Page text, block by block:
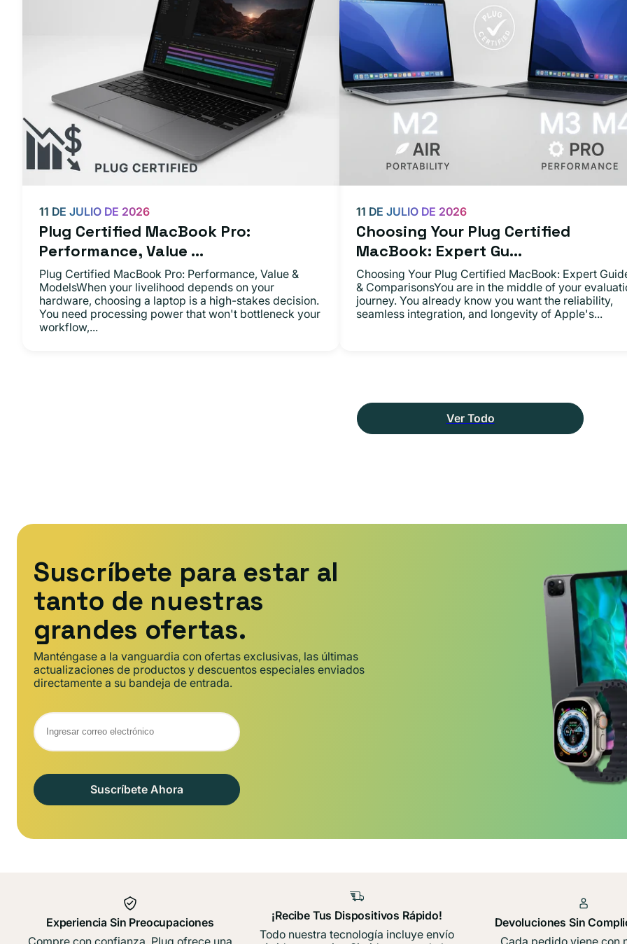
Plug Certified MacBook Pro:
Performance, Value ...
11 DE JULIO DE 2026
Plug Certified MacBook Pro: Performance, Value &
ModelsWhen your livelihood depends on your
hardware, choosing a laptop is a high-stakes decision.
You need processing power that won't bottleneck your
workflow,...
Choosing Your Plug Certified
MacBook: Expert Gu...
11 DE JULIO DE 2026
Choosing Your Plug Certified MacBook: Expert
& ComparisonsYou are in the middle of your
journey. You already know you want the reliability,
seamless integration, and longevity of Apple's...
Ver Todo
Suscríbete para estar al
tanto de nuestras
grandes ofertas.
Manténgase a la vanguardia con ofertas exclusivas, las últimas
actualizaciones de productos y descuentos especiales enviados
directamente a su bandeja de entrada.
Suscríbete Ahora
Experiencia Sin Preocupaciones
Compre con confianza. Plug ofrece una
¡Recibe Tus Dispositivos Rápido!
Todo nuestra tecnología incluye envío
Devoluciones Sin
Cada pedido viene con